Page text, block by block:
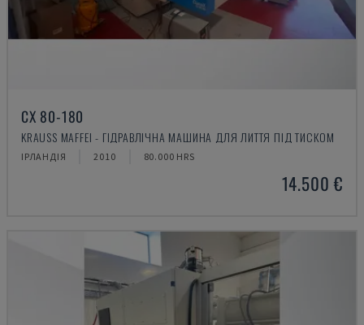
CX 80-180
KRAUSS MAFFEI - ГІДРАВЛІЧНА МАШИНА ДЛЯ ЛИТТЯ ПІД ТИСКОМ
ІРЛАНДІЯ 2010 80.000 HRS
14.500 €